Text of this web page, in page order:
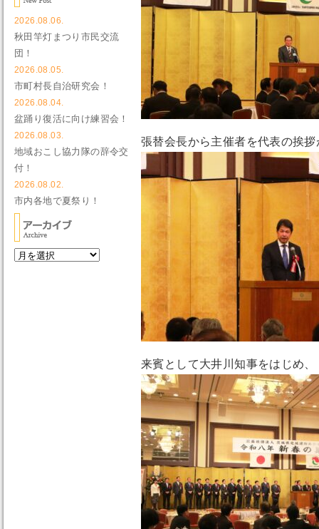
張替会長から主催者を代表の挨
来賓として大井川知事をはじめ、
2026.08.06.
秋田竿灯まつり市民交流
団！
2026.08.05.
市町村長自治研究会！
2026.08.04.
盆踊り復活に向け練習会！
2026.08.03.
地域おこし協力隊の辞令交
付！
2026.08.02.
市内各地で夏祭り！